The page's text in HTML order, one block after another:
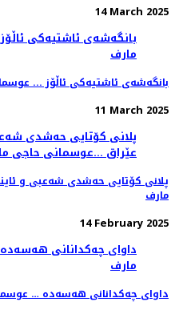
14 March 2025
بانگەشەی ئاشتیەکی ئاڵۆز ...
11 March 2025
پلانی کۆتایی حەشدی شەعبی و
مارف
14 February 2025
داوای چەکدانانی هەسەدە …